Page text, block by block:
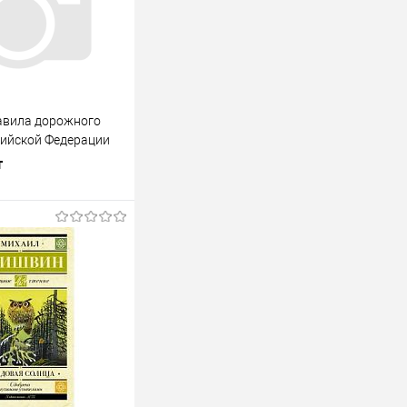
дорожного
Федерации
корзину
К сравнению
В наличии